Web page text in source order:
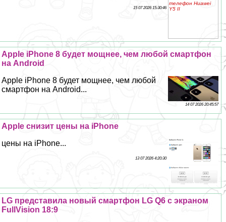
15 07 2026 15:30:46
Apple iPhone 8 будет мощнее, чем любой смартфон
на Android
Apple iPhone 8 будет мощнее, чем любой
смартфон на Android...
14 07 2026 20:45:57
Apple снизит цены на iPhone
цены на iPhone...
13 07 2026 4:20:30
LG представила новый смартфон LG Q6 с экраном
FullVision 18:9